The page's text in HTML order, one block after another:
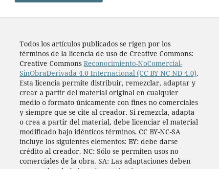
Todos los artí­culos publicados se rigen por los
términos de la licencia de uso de Creative Commons:
Creative Commons Reconocimiento-NoComercial-
SinObraDerivada 4.0 Internacional (CC BY-NC-ND 4.0).
Esta licencia permite distribuir, remezclar, adaptar y
crear a partir del material original en cualquier
medio o formato únicamente con fines no comerciales
y siempre que se cite al creador. Si remezcla, adapta
o crea a partir del material, debe licenciar el material
modificado bajo idénticos términos. CC BY-NC-SA
incluye los siguientes elementos: BY: debe darse
crédito al creador. NC: Sólo se permiten usos no
comerciales de la obra. SA: Las adaptaciones deben